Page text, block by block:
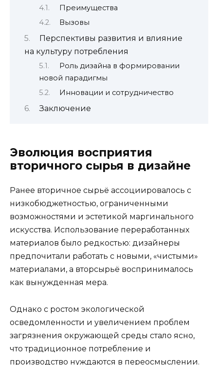
Преимущества
Вызовы
Перспективы развития и влияние
на культуру потребления
Роль дизайна в формировании
новой парадигмы
Инновации и сотрудничество
Заключение
Эволюция восприятия
вторичного сырья в дизайне
Ранее вторичное сырьё ассоциировалось с
низкобюджетностью, ограниченными
возможностями и эстетикой маргинального
искусства. Использование переработанных
материалов было редкостью: дизайнеры
предпочитали работать с новыми, «чистыми»
материалами, а вторсырьё воспринималось
как вынужденная мера.
Однако с ростом экологической
осведомленности и увеличением проблем
загрязнения окружающей среды стало ясно,
что традиционное потребление и
производство нуждаются в переосмыслении.